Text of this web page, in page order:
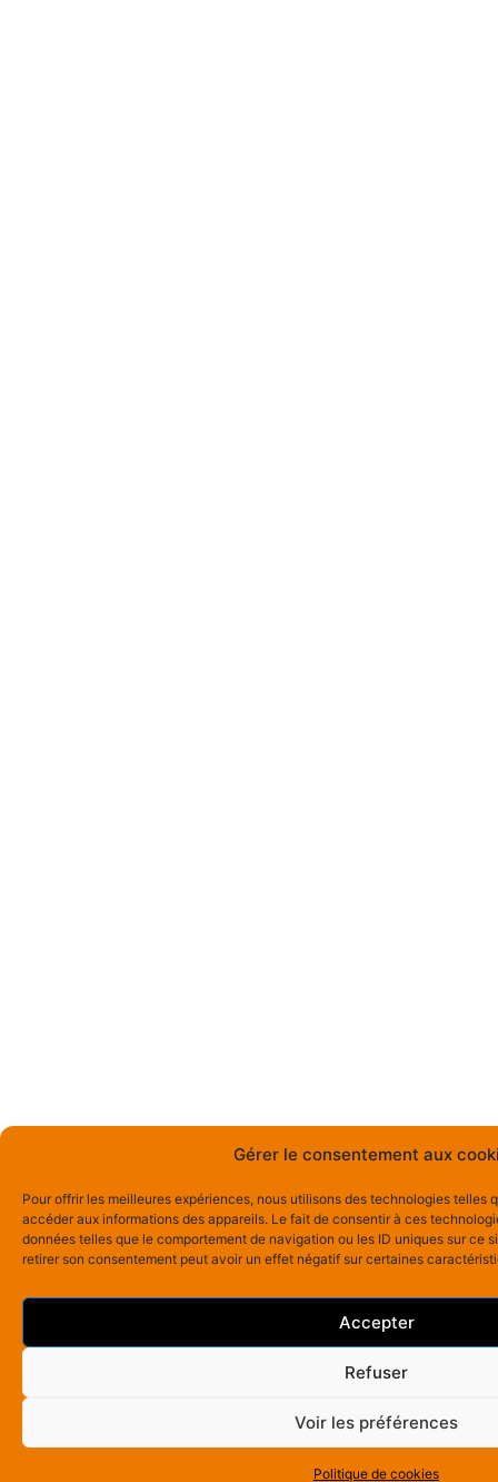
Gérer le consentement aux
Pour offrir les meilleures expériences, nous utilisons des technologies telles
accéder aux informations des appareils. Le fait de consentir à ces
données telles que le comportement de navigation ou les ID uniques sur ce
retirer son consentement peut avoir un effet négatif sur certaines
Accepter
Refuser
Voir les préférences
Politique de cookies